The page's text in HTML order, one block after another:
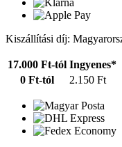
Kiszállítási díj:
17.000 Ft-tól Ingyenes*
0 Ft-tól
2.150 Ft